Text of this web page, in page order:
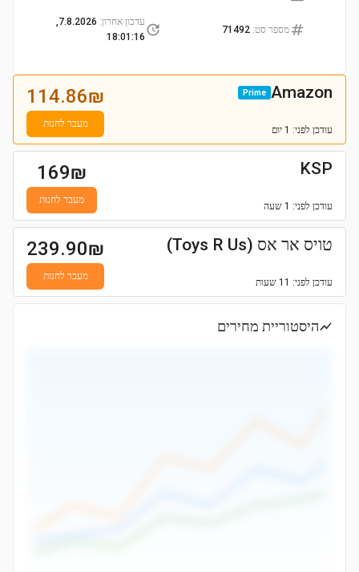
מספר סט:
71492
עדכון אחרון:
7.8.2026,
18:01:16
Amazon
Prime
עודכן לפני: 1 יום
114.86₪
מעבר לחנות
KSP
עודכן לפני: 1 שעה
169₪
מעבר לחנות
טויס אר אס (Toys R Us)
עודכן לפני: 11 שעות
239.90₪
מעבר לחנות
היסטוריית מחירים